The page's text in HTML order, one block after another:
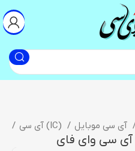
آی سی (IC)